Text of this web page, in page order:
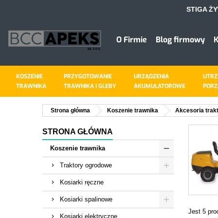
STIGA
O Firmie Blog firmowy
KOSZENIE
TRAWNIKA
PRZYGOTOWANIE
TRAWNIKA I GLEBY
URZĄDZENIA
AKUMULATOROWE
Strona główna Koszenie trawnika Akcesoria
STRONA GŁÓWNA
Koszenie trawnika
Traktory ogrodowe
Kosiarki ręczne
Kosiarki spalinowe
Kosiarki elektryczne
Jest 5